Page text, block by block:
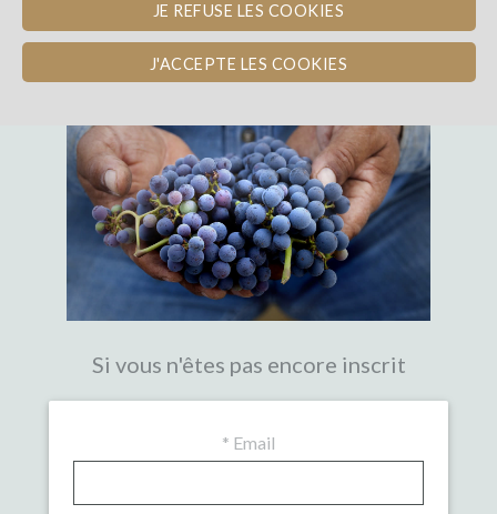
JE REFUSE LES COOKIES
J'ACCEPTE LES COOKIES
LA PREMIÈRE PLATEFORME DE
CROWDFUNDING EXPERTE DU VIN
Si vous n'êtes pas encore inscrit
* Email